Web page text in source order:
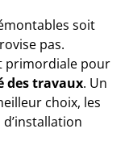
soit
pas.
primordiale pour
des travaux. Un
choix, les